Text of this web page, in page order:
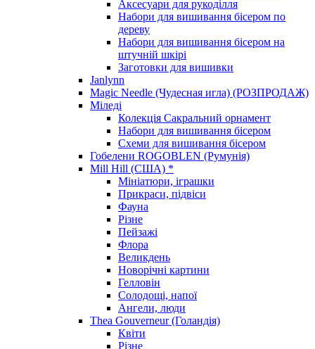
Аксесуари для рукоділля
Набори для вишивання бісером по
дереву
Набори для вишивання бісером на
штучній шкірі
Заготовки для вишивки
Janlynn
Magic Needle (Чудесная игла) (РОЗПРОДАЖ)
Міледі
Колекція Сакральний орнамент
Набори для вишивання бісером
Схеми для вишивання бісером
Гобелени ROGOBLEN (Румунія)
Mill Hill (США) *
Мініатюри, іграшки
Прикраси, підвіси
Фауна
Різне
Пейзажі
Флора
Великдень
Новорічні картини
Гелловін
Солодощі, напої
Ангели, люди
Thea Gouverneur (Голандія)
Квіти
Різне